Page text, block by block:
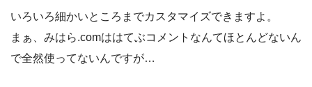
いろいろ細かいところまでカスタマイズできますよ。
まぁ、みはら.comははてぶコメントなんてほとんどないん
で全然使ってないんですが…